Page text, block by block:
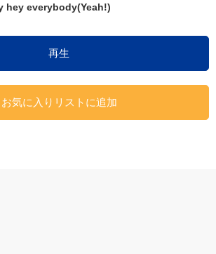
の新曲・ランキングなど
ラオケ最新情報をチェック！
hey everybody(Yeah!)
再生
お気に入りリストに追加